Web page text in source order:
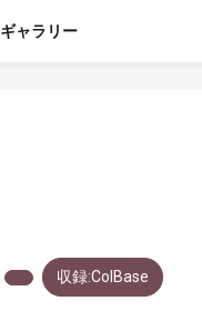
ギャラリー
収録:ColBase